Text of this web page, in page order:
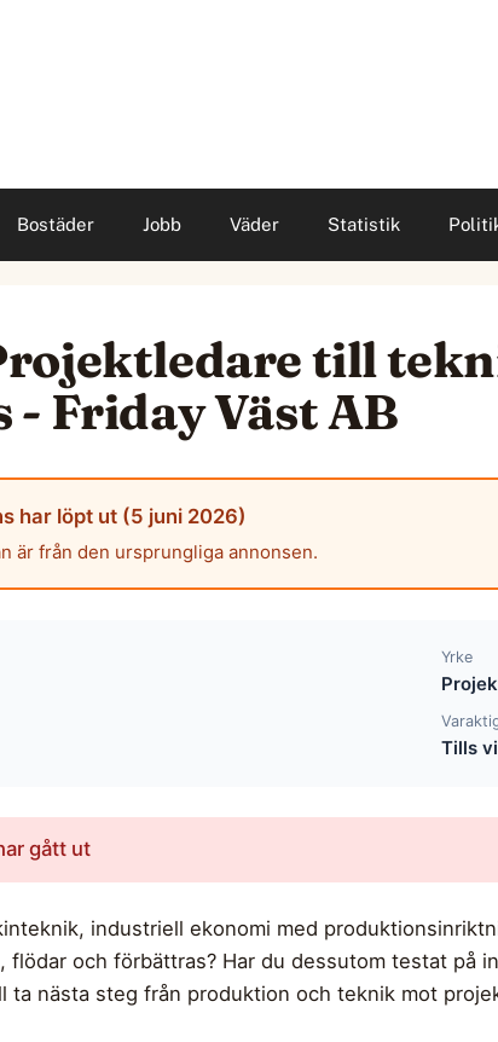
Bostäder Jobb Väder Statistik
till
- Friday Väst AB
har löpt ut (5 juni 2026)
är från den ursprungliga annonsen.
Yrke
Tills
gått ut
industriell ekonomi med
flödar och förbättras? Har du dessutom testat på
ta nästa steg från produktion och teknik mot